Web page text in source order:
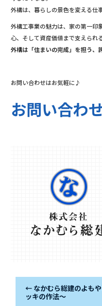
外構は、暮らしの景色を変える仕
外構工事業の魅力は、家の第一印
心、そして資産価値まで支えられ
外構は「住まいの完成」を担う、
お問い合わせはお気軽に♪
お問い合わ
← なかむら総建のよも
ッキの作法～